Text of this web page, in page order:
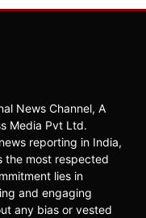
News Channel, A
Media Pvt Ltd.
reporting in India,
the most respected
lies in
and engaging
any bias or vested